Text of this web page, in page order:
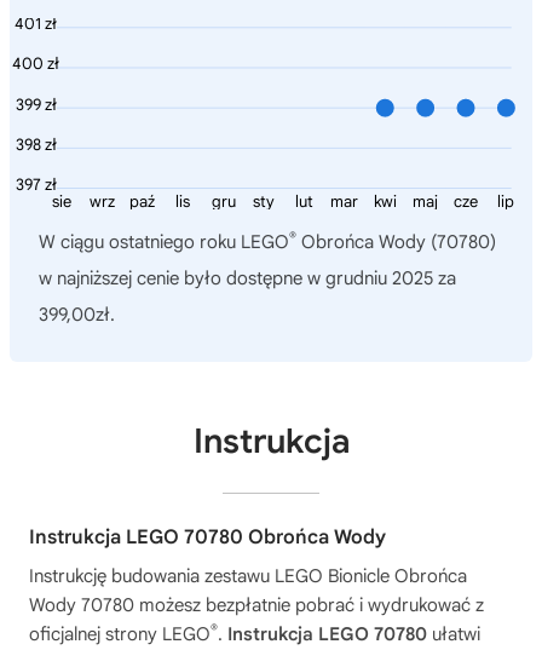
401 zł
400 zł
399 zł
398 zł
397 zł
lip
cze
maj
kwi
mar
lut
sty
gru
lis
paź
wrz
sie
W ciągu ostatniego roku LEGO® Obrońca Wody (70780)
w najniższej cenie było dostępne w grudniu 2025 za
399,00zł.
Instrukcja
Instrukcja LEGO 70780 Obrońca Wody
Instrukcję budowania zestawu LEGO Bionicle Obrońca
Wody 70780 możesz bezpłatnie pobrać i wydrukować z
oficjalnej strony LEGO®. Instrukcja LEGO 70780 ułatwi